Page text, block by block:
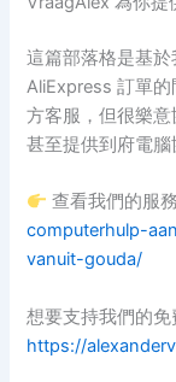
這篇部落格是基
AliExpress 訂單
方客服，但很樂
甚至提供到府電腦
查看我們的服務
computerhulp-
vanuit-gouda/
想要支持我們的免
https://